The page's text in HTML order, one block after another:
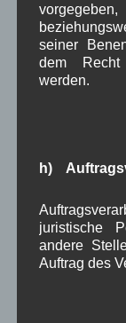
Sonntag
heuer sein
Abgesagt:
25.02.2016
Mit Bildern
seiner
dem Recht
werden.
h)
juristische
andere
Auftrag des